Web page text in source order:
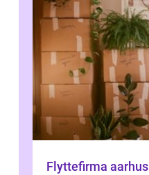
Flyttefirma aarhus